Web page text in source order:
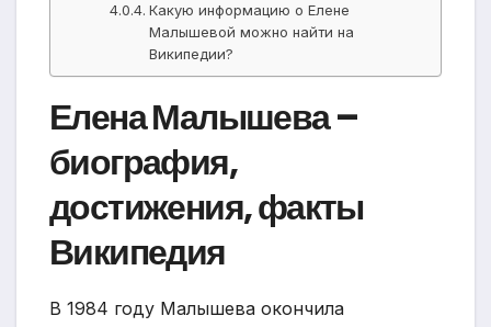
Какую информацию о Елене
Малышевой можно найти на
Википедии?
Елена Малышева –
биография,
достижения, факты
Википедия
В 1984 году Малышева окончила